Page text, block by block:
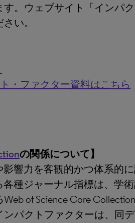
。ウェブサイト「インパ
い。
・ファクター資料はこちら
の関係について】
響力を客観的かつ体系的
種ジャーナル指標は、学
of Science Core
パクトファクターは、同